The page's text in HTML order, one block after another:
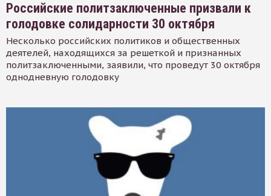
Российские политзаключенные призвали к
голодовке солидарности 30 октября
Несколько российских политиков и общественных
деятелей, находящихся за решеткой и признанных
политзаключенными, заявили, что проведут 30 октября
однодневную голодовку